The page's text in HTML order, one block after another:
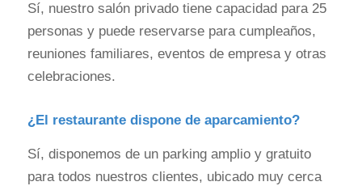
Sí, nuestro salón privado tiene capacidad para 25
personas y puede reservarse para cumpleaños,
reuniones familiares, eventos de empresa y otras
celebraciones.
¿El restaurante dispone de aparcamiento?
Sí, disponemos de un parking amplio y gratuito
para todos nuestros clientes, ubicado muy cerca